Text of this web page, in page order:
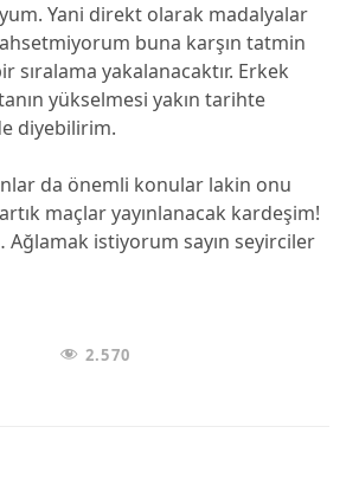
Yani direkt olarak madalyalar
buna karşın tatmin
sıralama yakalanacaktır. Erkek
yükselmesi yakın tarihte
diyebilirim.
da önemli konular lakin onu
maçlar yayınlanacak kardeşim!
Ağlamak istiyorum sayın seyirciler
2.570